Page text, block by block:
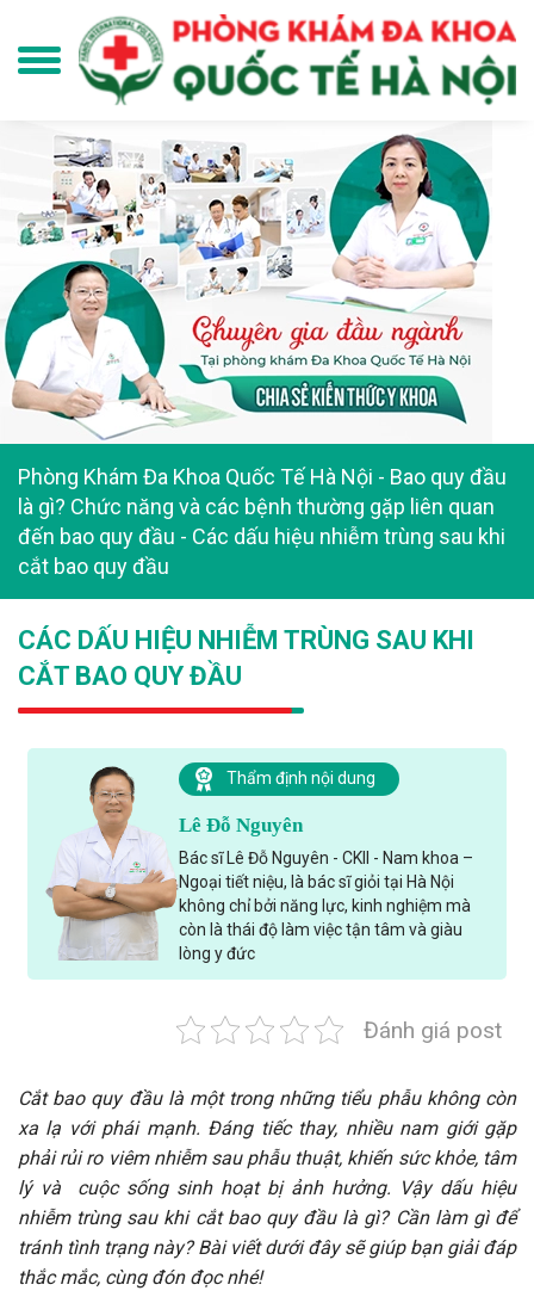
Phòng Khám Đa Khoa Quốc Tế Hà Nội - Bao quy đầu
là gì? Chức năng và các bệnh thường gặp liên quan
đến bao quy đầu - Các dấu hiệu nhiễm trùng sau khi
cắt bao quy đầu
CÁC DẤU HIỆU NHIỄM TRÙNG SAU KHI
CẮT BAO QUY ĐẦU
Thẩm định nội dung
Lê Đỗ Nguyên
Bác sĩ Lê Đỗ Nguyên - CKII - Nam khoa –
Ngoại tiết niệu, là bác sĩ giỏi tại Hà Nội
không chỉ bởi năng lực, kinh nghiệm mà
còn là thái độ làm việc tận tâm và giàu
lòng y đức
Đánh giá post
Cắt bao quy đầu là một trong những tiểu phẫu không còn
xa lạ với phái mạnh. Đáng tiếc thay, nhiều nam giới gặp
phải rủi ro viêm nhiễm sau phẫu thuật, khiến sức khỏe, tâm
lý và cuộc sống sinh hoạt bị ảnh hưởng. Vậy dấu hiệu
nhiễm trùng sau khi cắt bao quy đầu là gì? Cần làm gì để
tránh tình trạng này? Bài viết dưới đây sẽ giúp bạn giải đáp
thắc mắc, cùng đón đọc nhé!